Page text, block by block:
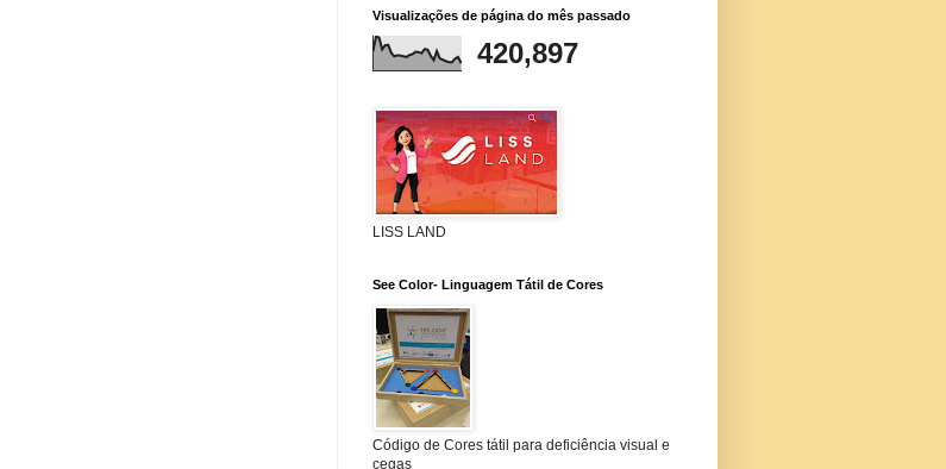
Visualizações de página do mês passado
420,897
LISS LAND
See Color- Linguagem Tátil de Cores
Código de Cores tátil para deficiência visual e
cegas